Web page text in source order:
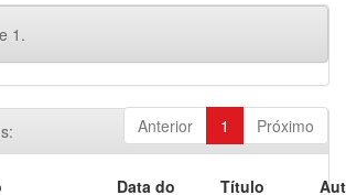
1.
Anterior 1 Próximo
Data do
Título